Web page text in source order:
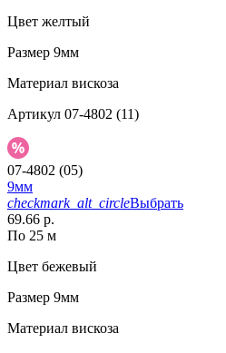
Цвет желтый
Размер 9мм
Материал вискоза
Артикул 07-4802 (11)
07-4802 (05)
9мм
checkmark_alt_circleВыбрать
69.66 р.
По 25 м
Цвет бежевый
Размер 9мм
Материал вискоза